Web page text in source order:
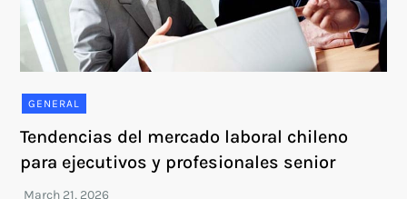
GENERAL
Tendencias del mercado laboral chileno
para ejecutivos y profesionales senior